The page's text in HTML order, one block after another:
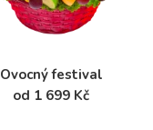
Ovocný festival
od 1 699 Kč